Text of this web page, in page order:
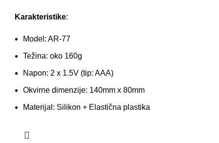
Karakteristike:
Model: AR-77
Težina: oko 160g
Napon: 2 x 1.5V (tip: AAA)
Okvirne dimenzije: 140mm x 80mm
Materijal: Silikon + Elastična plastika